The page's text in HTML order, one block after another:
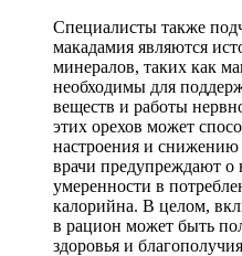
Специалисты также
макадамия являются
минералов, таких как
необходимы для
веществ и работы
этих орехов может
настроения и снижению
врачи предупреждают о
умеренности в
калорийна. В целом,
в рацион может быть
здоровья и